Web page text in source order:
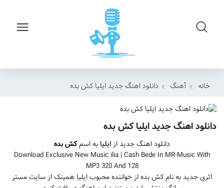
خانه آهنگ دانلود اهنگ جدید ایلیا کش بده
دانلود اهنگ جدید ایلیا کش بده
دانلود اهنگ جدید از ایلیابه اسمکش بده
Download Exclusive New Music ilia | Cash Bede In MR-Music With
MP3 320 And 128
اثری جدید به نام کش بده از خواننده محبوب ایلیا همینک از سایت مستر